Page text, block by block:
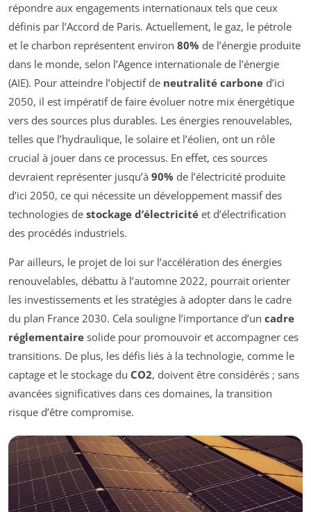
répondre aux engagements internationaux tels que ceux
définis par l’Accord de Paris. Actuellement, le gaz, le pétrole
et le charbon représentent environ 80% de l’énergie produite
dans le monde, selon l’Agence internationale de l’énergie
(AIE). Pour atteindre l’objectif de neutralité carbone d’ici
2050, il est impératif de faire évoluer notre mix énergétique
vers des sources plus durables. Les énergies renouvelables,
telles que l’hydraulique, le solaire et l’éolien, ont un rôle
crucial à jouer dans ce processus. En effet, ces sources
devraient représenter jusqu’à 90% de l’électricité produite
d’ici 2050, ce qui nécessite un développement massif des
technologies de stockage d’électricité et d’électrification
des procédés industriels.
Par ailleurs, le projet de loi sur l’accélération des énergies
renouvelables, débattu à l’automne 2022, pourrait orienter
les investissements et les stratégies à adopter dans le cadre
du plan France 2030. Cela souligne l’importance d’un cadre
réglementaire solide pour promouvoir et accompagner ces
transitions. De plus, les défis liés à la technologie, comme le
captage et le stockage du CO2, doivent être considérés ; sans
avancées significatives dans ces domaines, la transition
risque d’être compromise.